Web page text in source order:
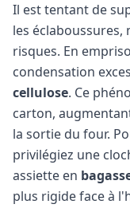
Il est tentant de
les
risques. En
condensation
cellulose. Ce
carton,
la sortie du four.
privilégiez une
assiette en
plus rigide face à